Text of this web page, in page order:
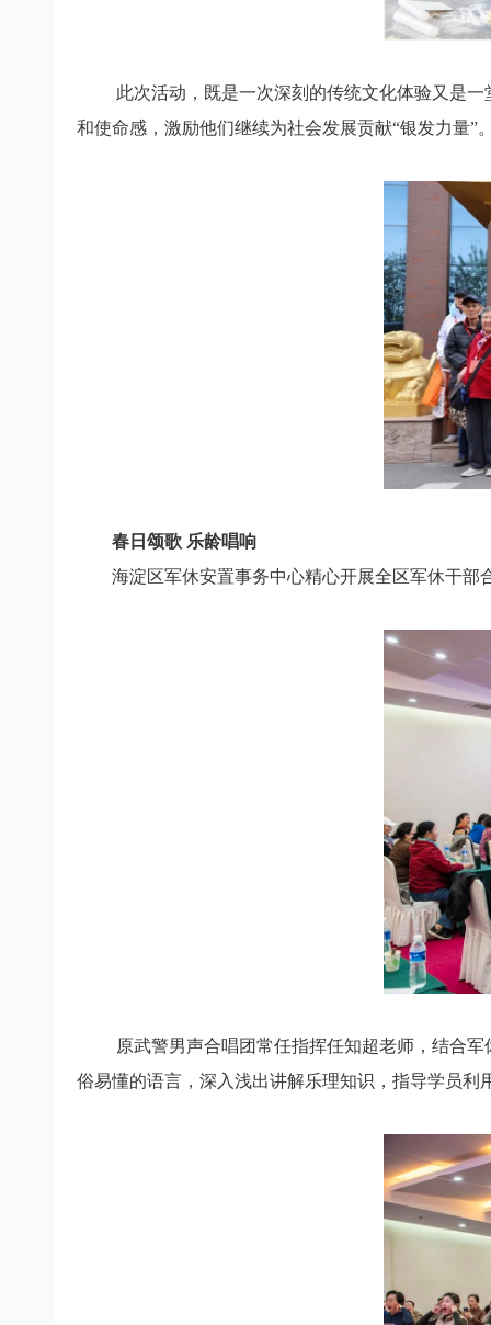
此次活动， 既是一次深刻的传统文化体验又是一
和使命感， 激励他们继续为社会发展贡献“银发力量”
春日颂歌 乐龄唱响
海淀区军休安置事务中心精心开展全区军休干部
原武警男声合唱团常任指挥任知超老师， 结合军
俗易懂的语言， 深入浅出讲解乐理知识， 指导学员利